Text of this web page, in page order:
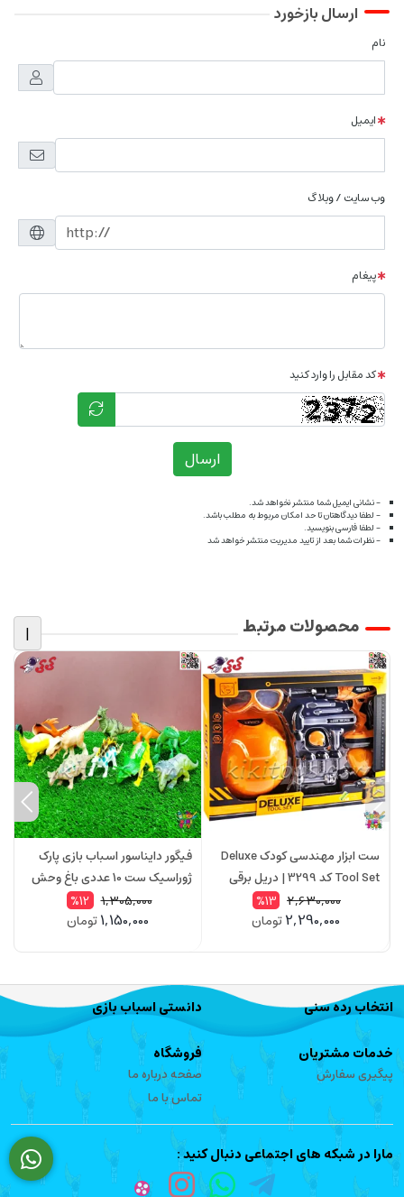
ارسال بازخورد
نام
ایمیل
وب سایت / وبلاگ
پیغام
کد مقابل را وارد کنید
ارسال
- نشانی ایمیل شما منتشر نخواهد شد.
- لطفا دیدگاهتان تا حد امکان مربوط به مطلب باشد.
- لطفا فارسی بنویسید.
- نظرات شما بعد از تایید مدیریت منتشر خواهد شد
محصولات مرتبط |
ست ابزار مهندسی کودک Deluxe
Tool Set کد 3299 | دریل برقی
اسباب بازی با کلاه و عینک ایمنی
2,630,000
%13
2,290,000تومان
فیگور دایناسور اسباب بازی پارک
ژوراسیک ست 10 عددی باغ وحش
Dinosaur World مدل 6098
1,305,000
%12
1,150,000تومان
انتخاب رده سنی دانستی اسباب بازی
خدمات مشتریان
پیگیری سفارش
فروشگاه
صفحه درباره ما
تماس با ما
مارا در شبکه های اجتماعی دنبال کنید :